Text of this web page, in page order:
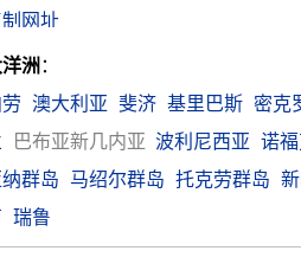
洲 ：
澳大利亚 斐济 基里巴斯 密克
巴布亚新几内亚 波利尼西亚 诺
群岛
马绍尔群岛 托克劳群岛
瑞鲁